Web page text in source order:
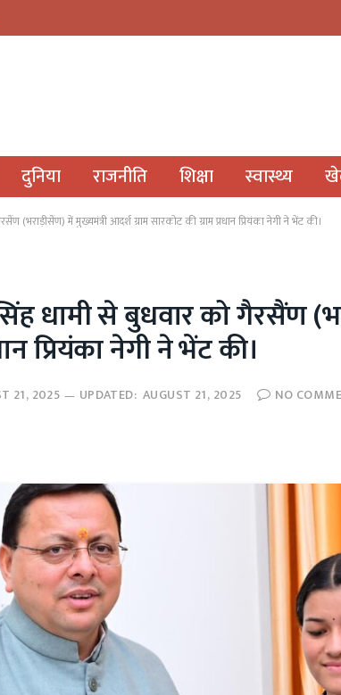
दुनिया राजनीति शिक्षा स्वास्थ्य
(भराड़ीसैंण) में मुख्यमंत्री आदर्श ग्राम सारकोट की ग्राम प्रधान प्रियंका नेगी ने भेंट की।
धामी से बुधवार को गैरसैंण
प्रियंका नेगी ने भेंट की।
21, 2025 UPDATED: AUGUST 21, 2025 NO